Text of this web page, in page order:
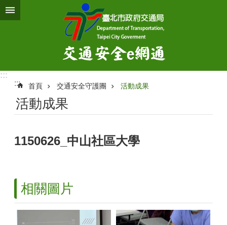
跳到主要內容區塊
:::
:::
首頁 交通安全守護團 活動成果
活動成果
1150626_中山社區大學
相關圖片